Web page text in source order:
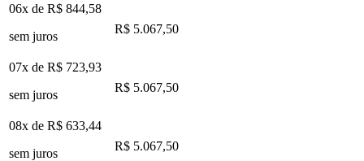
06x de R$ 844,58
sem juros
R$ 5.067,50
07x de R$ 723,93
sem juros
R$ 5.067,50
08x de R$ 633,44
sem juros
R$ 5.067,50